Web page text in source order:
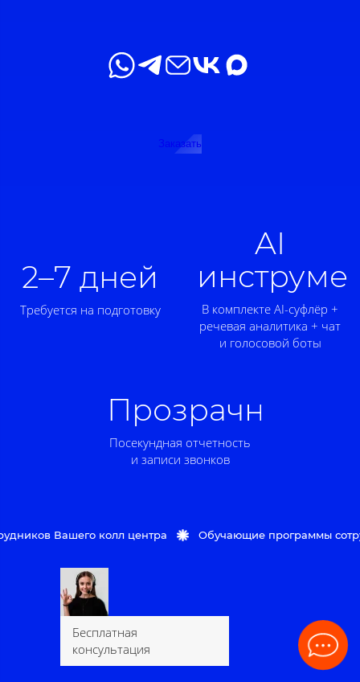
Заказать
2–7 дней
Требуется на подготовку
AI
В комплекте AI-суфлёр +
речевая аналитика + чат
и голосовой боты
Прозрачность
Посекундная отчетность
и записи звонков
Вашего колл центра Обучающие программы
Бесплатная
консультация